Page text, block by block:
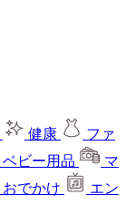
健康
ファ
ベビー用品
マ
おでかけ
エン